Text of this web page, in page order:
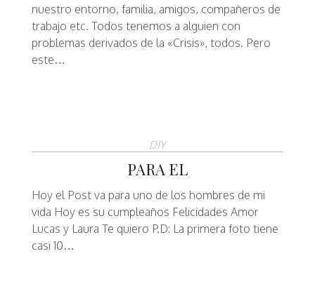
nuestro entorno, familia, amigos, compañeros de
trabajo etc. Todos tenemos a alguien con
problemas derivados de la «Crisis», todos. Pero
este…
DIY
PARA EL
Hoy el Post va para uno de los hombres de mi
vida Hoy es su cumpleaños Felicidades Amor
Lucas y Laura Te quiero P.D: La primera foto tiene
casi 10…